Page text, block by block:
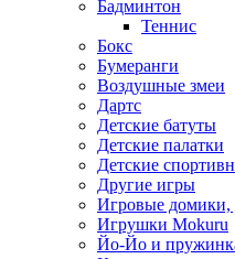
Бадминтон
Теннис
Бокс
Бумеранги
Воздушные змеи
Дартс
Детские батуты
Детские палатки
Детские
Другие игры
Игровые домики,
Игрушки Mokuru
Йо-Йо и